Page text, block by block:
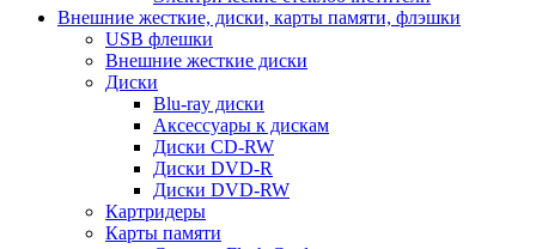
Внешние жесткие, диски, карты памяти, флэшки
USB флешки
Внешние жесткие диски
Диски
Blu-ray диски
Аксессуары к дискам
Диски CD-RW
Диски DVD-R
Диски DVD-RW
Картридеры
Карты памяти